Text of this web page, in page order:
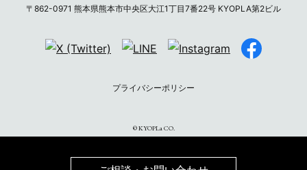
〒 862-0971 熊本県熊本市中央区大江1丁目7番22号 KYOPLA第2ビル
プライバシーポリシー
©︎ KYOPLa CO.